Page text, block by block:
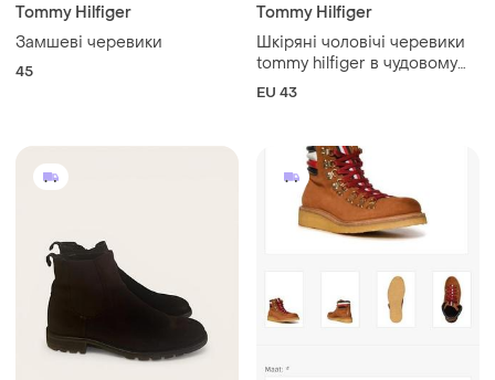
Tommy Hilfiger
Замшеві черевики
45
Tommy Hilfiger
Шкіряні чоловічі черевики
tommy hilfiger в чудовому
стані 43 розміру
EU 43